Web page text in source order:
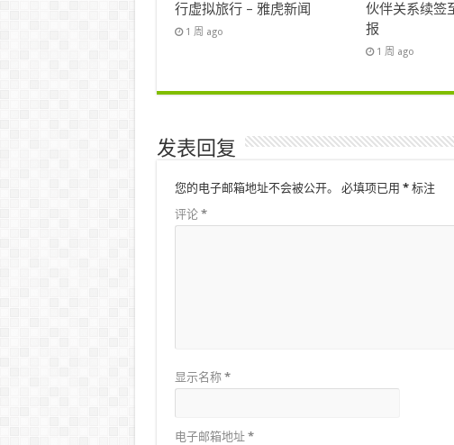
行虚拟旅行 – 雅虎新闻
1 周 ago
伙伴关系续签
报
1 周 ago
发表回复
您的电子邮箱地址不会被公开。 必填项已用 *标注
评论 *
显示名称 *
电子邮箱地址 *